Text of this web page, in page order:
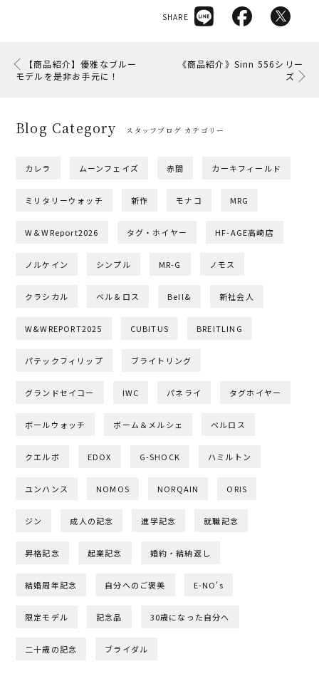
SHARE
【商品紹介】優雅なブルー
モデルを是非お手元に！
《商品紹介》Sinn 556シリー
ズ
Blog Category スタッフブログ カテゴリー
カレラ ムーンフェイズ 赤間 カーキフィールド
ミリタリーウォッチ 新作 モナコ MRG
W＆WReport2026 タグ・ホイヤー HF-AGE高崎店
ノルケイン シンプル MR-G ノモス
クラシカル ベル＆ロス Bell& 新社会人
W&WREPORT2025 CUBITUS BREITLING
パテックフィリップ ブライトリング
グランドセイコー IWC パネライ タグホイヤー
ボールウォッチ ボーム＆メルシェ ベルロス
クエルボ EDOX G-SHOCK ハミルトン
ユンハンス NOMOS NORQAIN ORIS
ジン 成人の記念 進学記念 就職記念
昇格記念 起業記念 婚約・結納返し
結婚周年記念 自分へのご褒美 E-NO's
限定モデル 記念品 30歳になった自分へ
二十歳の記念 ブライダル